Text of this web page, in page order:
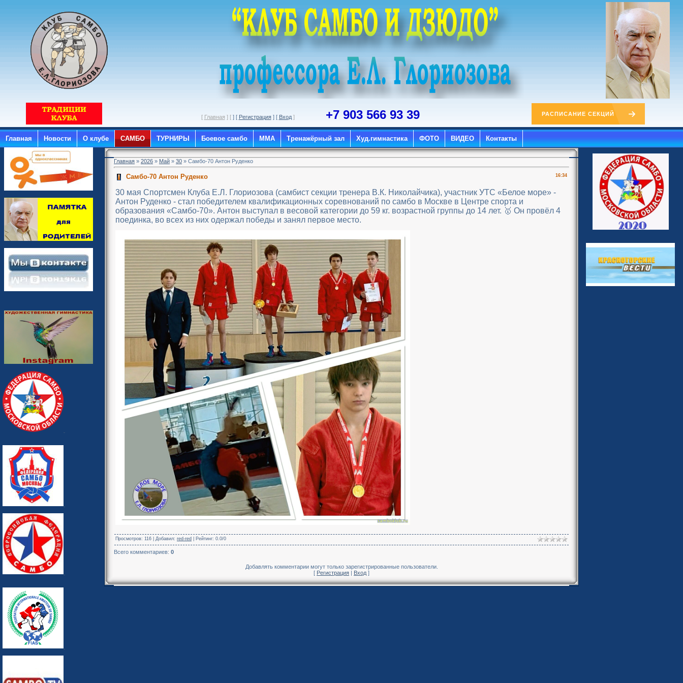
[ Главная ] [ ] [ Регистрация] [ Вход] +7 903 566 93 39 РАСПИСАНИЕ СЕКЦИЙ
Главная Новости О клубе САМБО ТУРНИРЫ Боевое самбо ММА Тренажёрный зал Худ.гимнастика ФОТО ВИДЕО Контакты
Главная » 2026 » Май » 30 » Самбо-70 Антон Руденко
16:34
Самбо-70 Антон Руденко
30 мая Спортсмен Клуба Е.Л. Глориозова (самбист секции тренера В.К. Николайчика), участник УТС «Белое море» -
Антон Руденко - стал победителем квалификационных соревнований по самбо в Москве в Центре спорта и
образования «Самбо-70». Антон выступал в весовой категории до 59 кг. возрастной группы до 14 лет. 🥇 Он провёл 4
поединка, во всех из них одержал победы и занял первое место.
Просмотров: 116 | Добавил: red-red Рейтинг: 0.0/0
Всего комментариев: 0
Добавлять комментарии могут только зарегистрированные пользователи.
[ Регистрация | Вход ]